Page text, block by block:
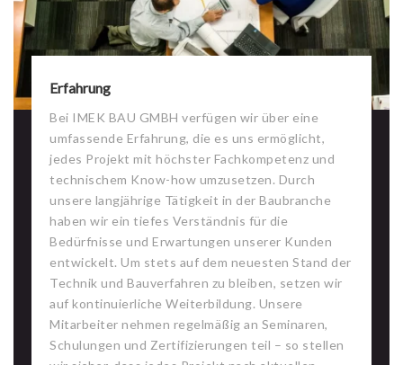
Erfahrung
Bei IMEK BAU GMBH verfügen wir über eine
umfassende Erfahrung, die es uns ermöglicht,
jedes Projekt mit höchster Fachkompetenz und
technischem Know-how umzusetzen. Durch
unsere langjährige Tätigkeit in der Baubranche
haben wir ein tiefes Verständnis für die
Bedürfnisse und Erwartungen unserer Kunden
entwickelt. Um stets auf dem neuesten Stand der
Technik und Bauverfahren zu bleiben, setzen wir
auf kontinuierliche Weiterbildung. Unsere
Mitarbeiter nehmen regelmäßig an Seminaren,
Schulungen und Zertifizierungen teil – so stellen